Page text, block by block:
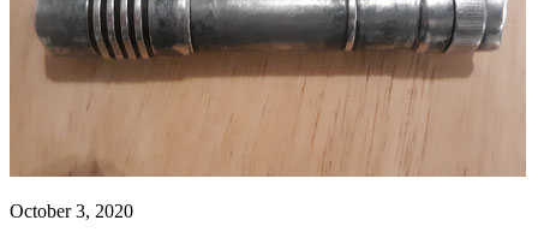
October 3, 2020